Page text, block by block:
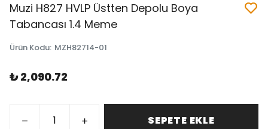
Muzi H827 HVLP Üstten Depolu Boya
Tabancası 1.4 Meme
Ürün Kodu: MZH82714-01
₺ 2,090.72
SEPETE EKLE